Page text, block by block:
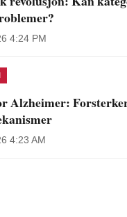
4:24 PM
Alzheimer:
4:23 AM